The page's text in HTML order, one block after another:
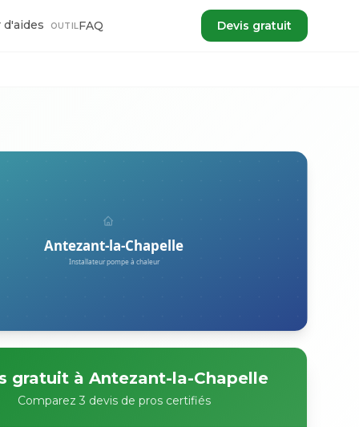
OUTILFAQ Devis gratuit
gratuit à Antezant-la-Chapelle
Comparez 3 devis de pros certifiés